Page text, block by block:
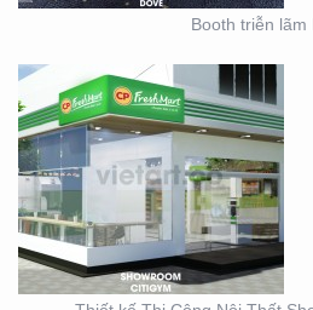
Booth triễn lãm
THIẾT KẾ KIOSK TRÀ
SỮA EASY LIFE